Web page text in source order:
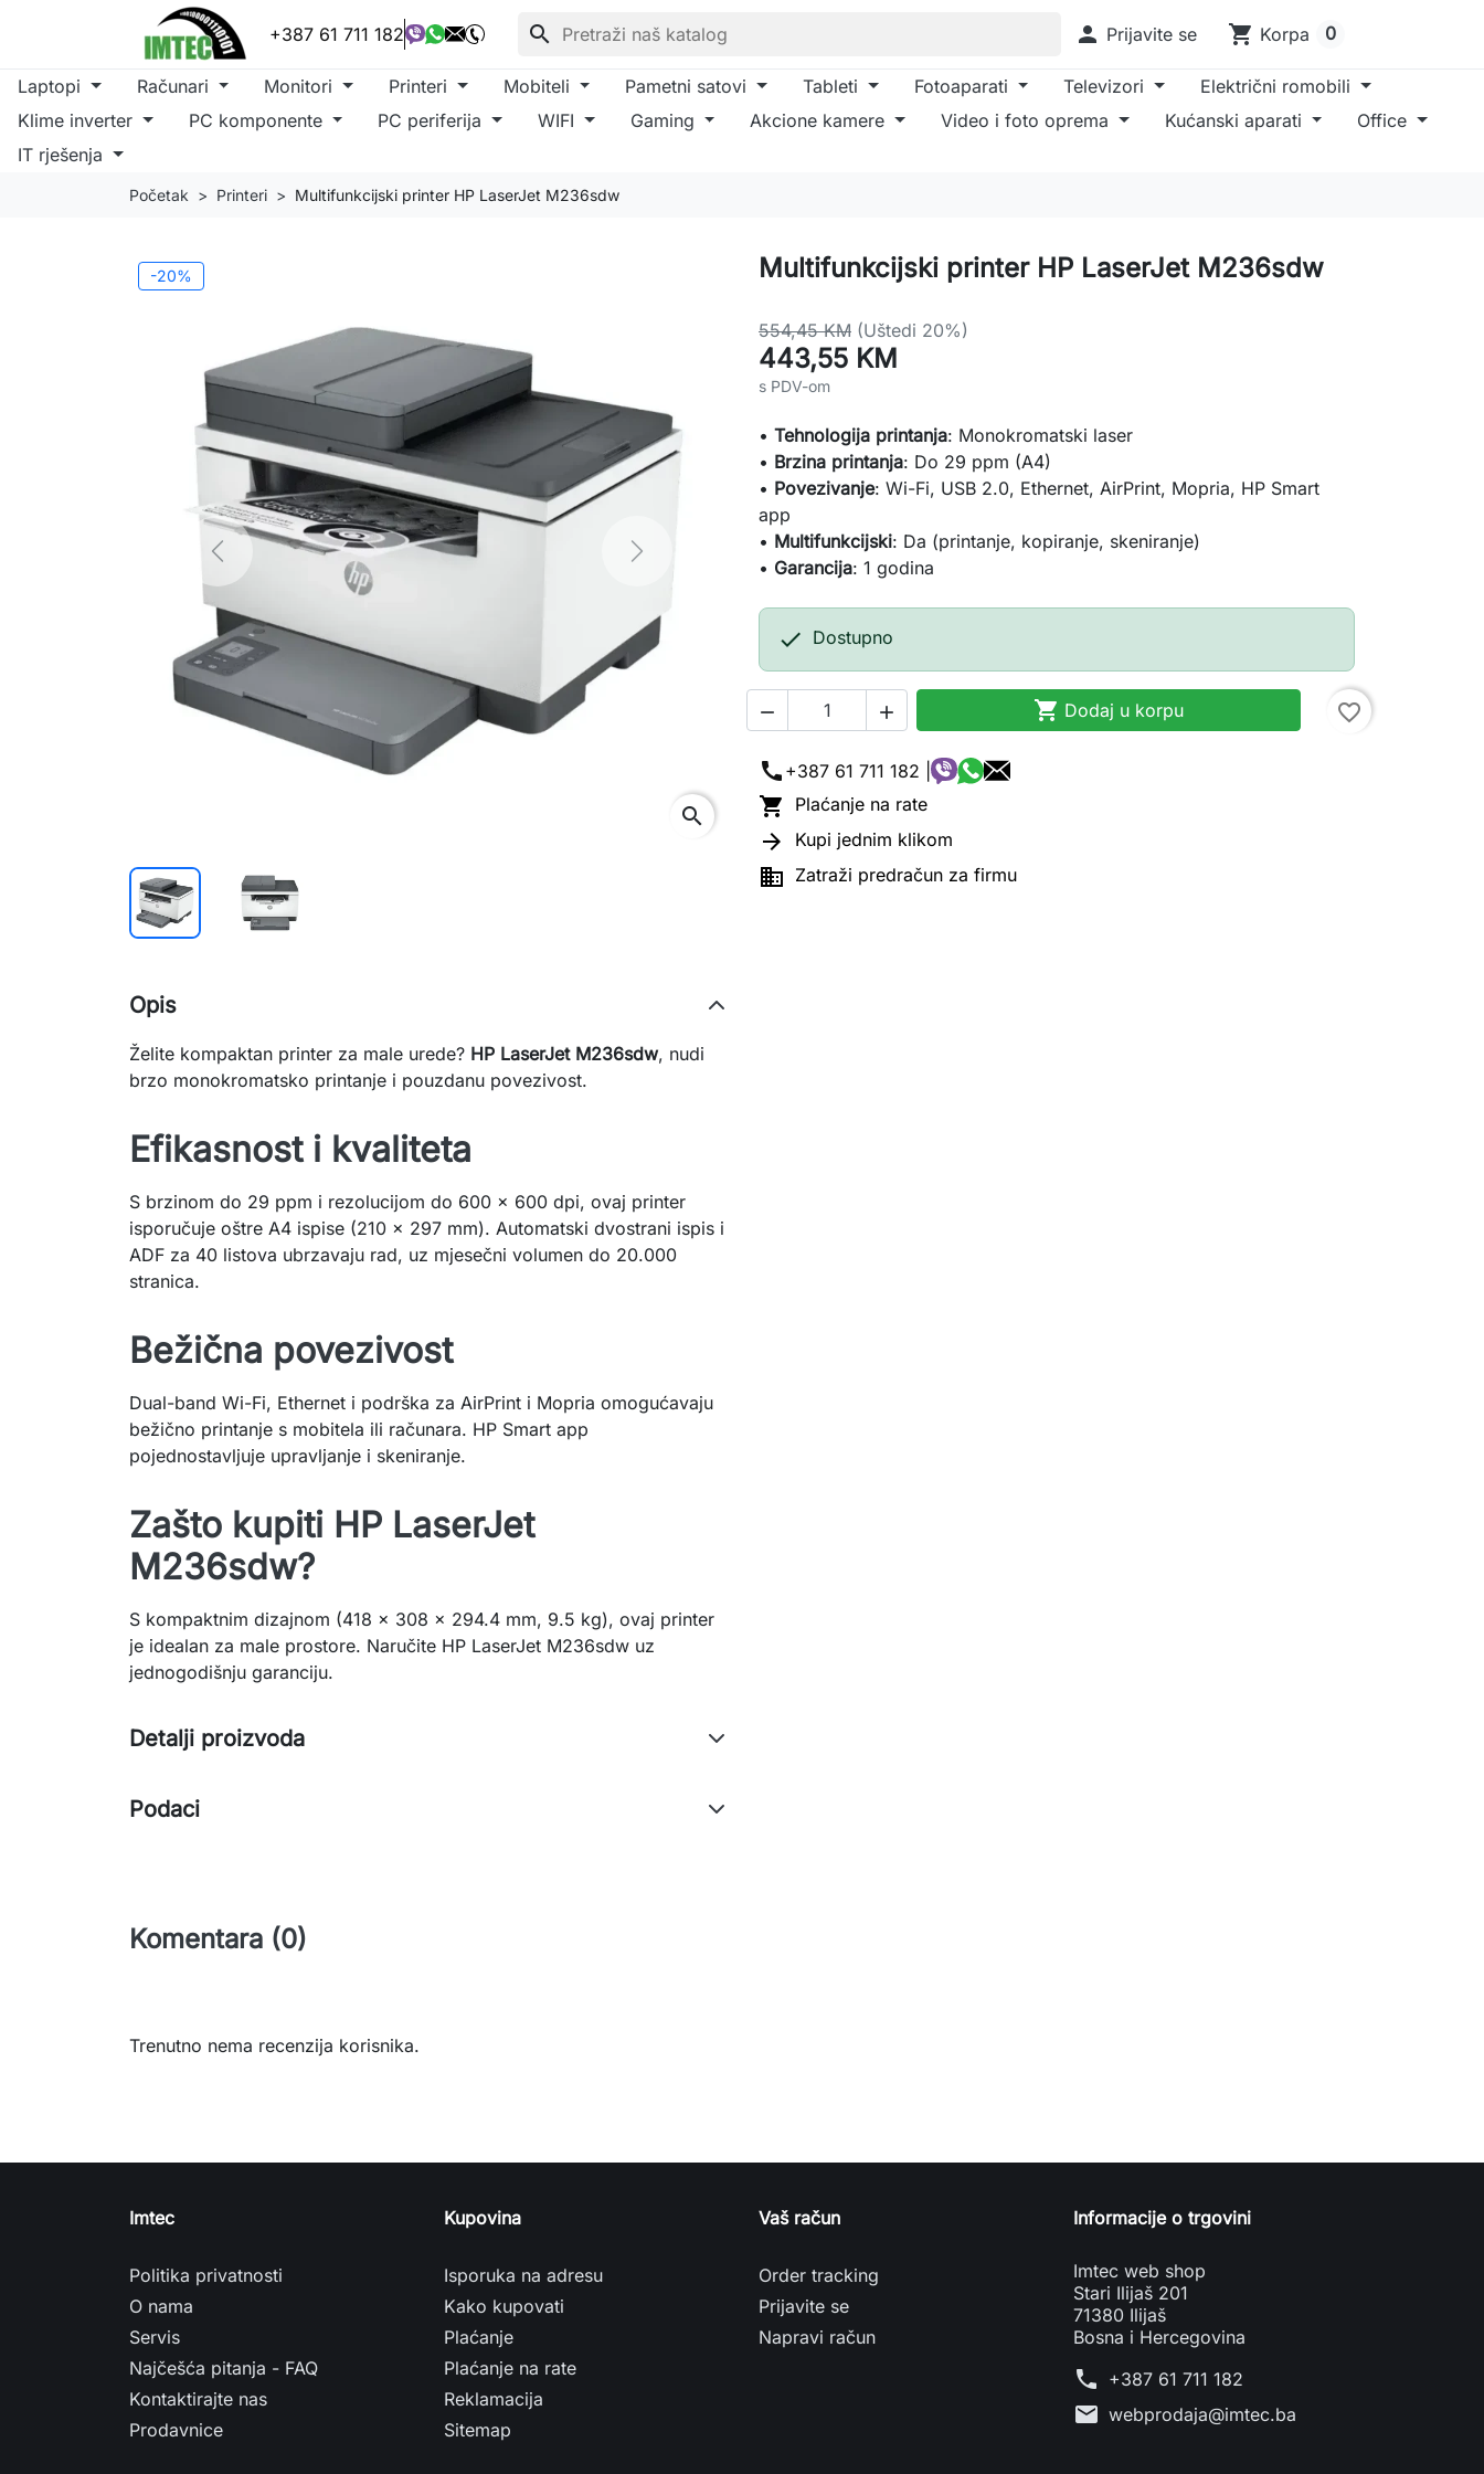
+387 61 711 182 search  Prijavite se shopping_cart Korpa 0
Laptopi Računari Monitori Printeri Mobiteli Pametni satovi Tableti Fotoaparati Televizori
Električni romobili
Klime inverter
PC komponente PC periferija WIFI Gaming Akcione kamere Video i foto oprema Kućanski aparati
Office
IT rješenja
Početak Printeri Multifunkcijski printer HP LaserJet M236sdw
-20%
Previous Next
search
Multifunkcijski printer HP LaserJet M236sdw
554,45 KM (Uštedi 20%)
443,55 KM
s PDV-om
• Tehnologija printanja: Monokromatski laser
• Brzina printanja: Do 29 ppm (A4)
• Povezivanje: Wi-Fi, USB 2.0, Ethernet, AirPrint, Mopria, HP Smart
app
• Multifunkcijski: Da (printanje, kopiranje, skeniranje)
• Garancija: 1 godina
 Dostupno
   Dodaj u korpu favorite_border
call +387 61 711 182 |
 Plaćanje na rate
 Kupi jednim klikom
 Zatraži predračun za firmu
Opis
Želite kompaktan printer za male urede? HP LaserJet M236sdw, nudi
brzo monokromatsko printanje i pouzdanu povezivost.
Efikasnost i kvaliteta
S brzinom do 29 ppm i rezolucijom do 600 x 600 dpi, ovaj printer
isporučuje oštre A4 ispise (210 x 297 mm). Automatski dvostrani ispis i
ADF za 40 listova ubrzavaju rad, uz mjesečni volumen do 20.000
stranica.
Bežična povezivost
Dual-band Wi-Fi, Ethernet i podrška za AirPrint i Mopria omogućavaju
bežično printanje s mobitela ili računara. HP Smart app
pojednostavljuje upravljanje i skeniranje.
Zašto kupiti HP LaserJet
M236sdw?
S kompaktnim dizajnom (418 x 308 x 294.4 mm, 9.5 kg), ovaj printer
je idealan za male prostore. Naručite HP LaserJet M236sdw uz
jednogodišnju garanciju.
Detalji proizvoda
Podaci
Komentara (0)
Trenutno nema recenzija korisnika.
Imtec
Politika privatnosti
O nama
Servis
Najčešća pitanja - FAQ
Kontaktirajte nas
Prodavnice
Kupovina
Isporuka na adresu
Kako kupovati
Plaćanje
Plaćanje na rate
Reklamacija
Sitemap
Vaš račun
Order tracking
Prijavite se
Napravi račun
Informacije o trgovini
Imtec web shop
Stari Ilijaš 201
71380 Ilijaš
Bosna i Hercegovina
phone +387 61 711 182
mail webprodaja@imtec.ba